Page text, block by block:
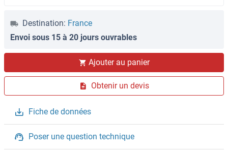
Destination: France
Envoi sous 15 à 20 jours ouvrables
Ajouter au panier
Obtenir un devis
Fiche de données
Poser une question technique